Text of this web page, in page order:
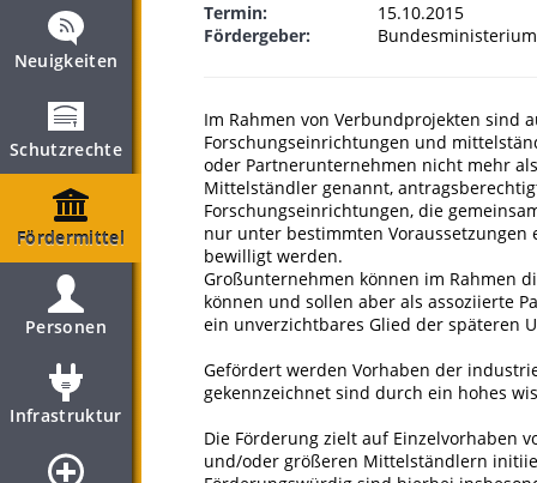
Neuigkeiten
Schutzrechte
Fördermittel
Personen
Infrastruktur
Termin:
15.10.2015
Fördergeber:
Im Rahmen von Verbundprojekten sind
Forschungseinrichtungen und
oder Partnerunternehmen nicht mehr
Mittelständler genannt,
Forschungseinrichtungen, die
nur unter bestimmten
bewilligt werden.
Großunternehmen können im Rahmen
können und sollen aber als assoziierte
ein unverzichtbares Glied der späteren
Gefördert werden Vorhaben der
gekennzeichnet sind durch ein hohes
Die Förderung zielt auf Einzelvorhaben
und/oder größeren Mittelständlern